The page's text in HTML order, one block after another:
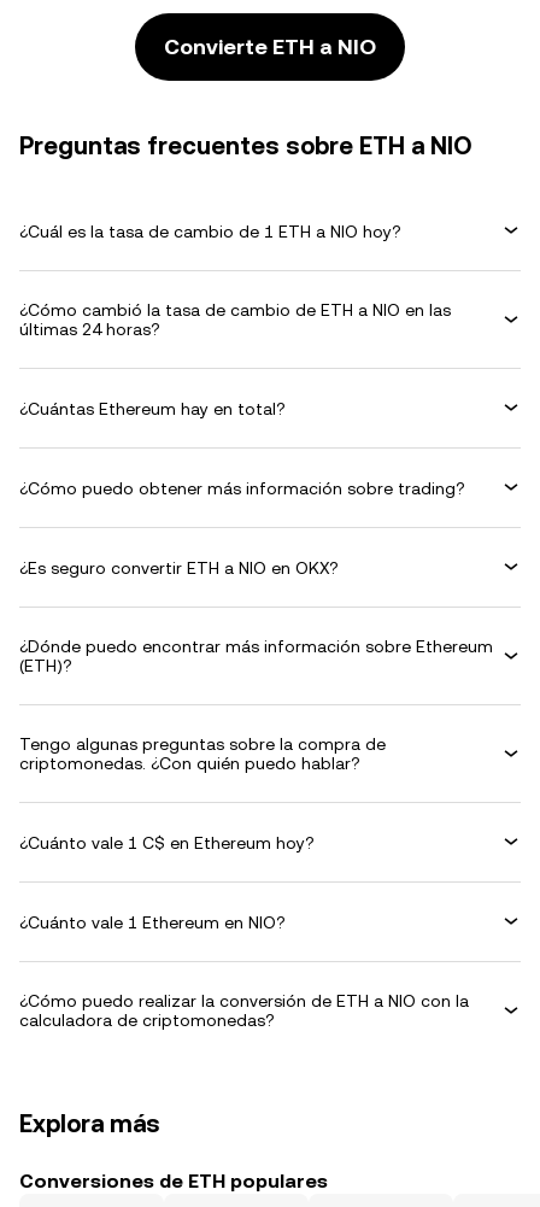
Convierte ETH a NIO
Preguntas frecuentes sobre ETH a NIO
¿Cuál es la tasa de cambio de 1 ETH a NIO hoy?
¿Cómo cambió la tasa de cambio de ETH a NIO en las
últimas 24 horas?
¿Cuántas Ethereum hay en total?
¿Cómo puedo obtener más información sobre trading?
¿Es seguro convertir ETH a NIO en OKX?
¿Dónde puedo encontrar más información sobre Ethereum
(ETH)?
Tengo algunas preguntas sobre la compra de
criptomonedas. ¿Con quién puedo hablar?
¿Cuánto vale 1 C$ en Ethereum hoy?
¿Cuánto vale 1 Ethereum en NIO?
¿Cómo puedo realizar la conversión de ETH a NIO con la
calculadora de criptomonedas?
Explora más
Conversiones de ETH populares